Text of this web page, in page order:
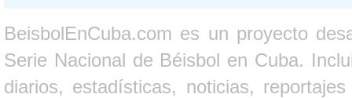
BeisbolEnCuba.com es un proyecto
Serie Nacional de Béisbol en Cuba.
diarios, estadísticas, noticias,